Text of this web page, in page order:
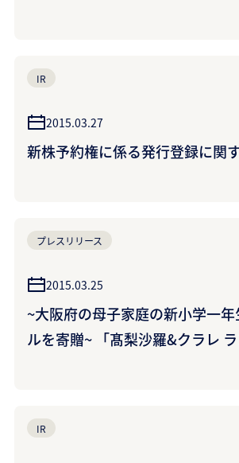
IR
2015.03.27
新株予約権に係る発行登録に関
プレスリリース
2015.03.25
~大阪府の母子家庭の新小学一
ルを寄贈~ 「髙梨沙羅&クラレ
IR